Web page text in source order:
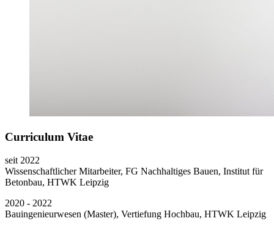
Curriculum Vitae
seit 2022
Wissenschaftlicher Mitarbeiter, FG Nachhaltiges Bauen, Institut für
Betonbau, HTWK Leipzig
2020 - 2022
Bauingenieurwesen (Master), Vertiefung Hochbau, HTWK Leipzig